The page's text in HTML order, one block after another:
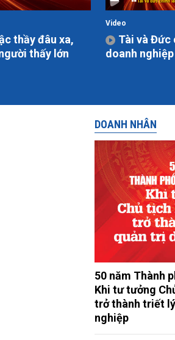
thầy đâu xa,
thấy lớn
Video
Tài và Đức
doanh
DOANH NHÂN
50 năm Thành
Khi tư tưởng
trở thành triết
nghiệp